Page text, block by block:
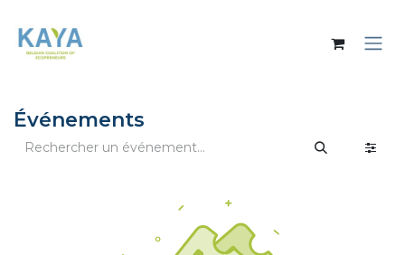
Événements